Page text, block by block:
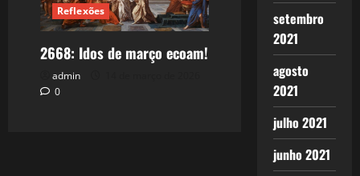
Reflexões
2668: Idos de março ecoam!
admin
0
setembro
2021
agosto
2021
julho 2021
junho 2021